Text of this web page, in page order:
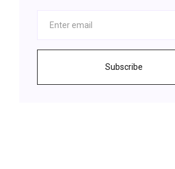
Subscribe